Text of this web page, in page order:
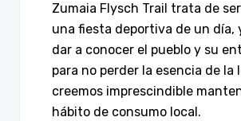
Zumaia Flysch Trail trata de
una fiesta deportiva de un día,
dar a conocer el pueblo y su
para no perder la esencia de la
creemos imprescindible
hábito de consumo local.